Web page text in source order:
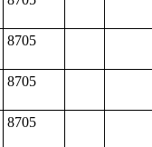
8705
8705
8705